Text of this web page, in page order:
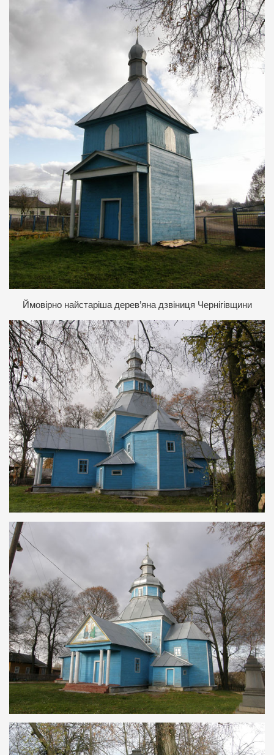
Ймовірно найстаріша дерев’яна дзвіниця Чернігівщини